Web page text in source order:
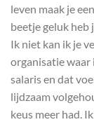
leven maak je
beetje geluk heb
Ik niet kan ik je
organisatie waar
salaris en dat
lijdzaam
keus meer had.